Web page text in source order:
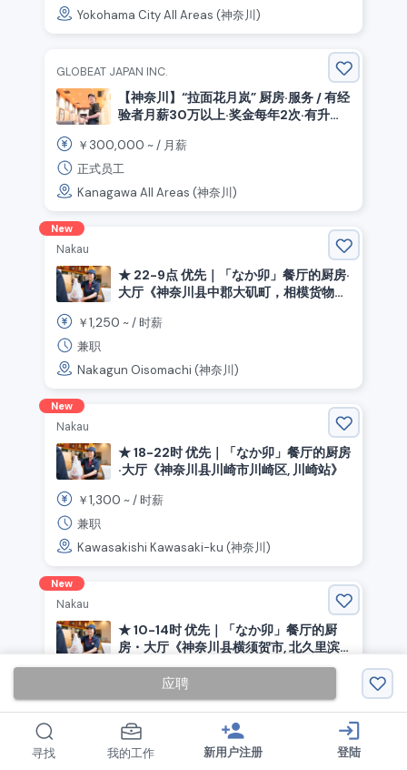
应聘
Yokohama City All Areas (神奈川)
GLOBEAT JAPAN INC.
【神奈川】“拉面花月岚” 厨房·服务 / 有经
验者月薪30万以上·奖金每年2次·有升职
￥ 300,000 ~ / 月薪
正式员工
Kanagawa All Areas (神奈川)
New
Nakau
★ 22-9点 优先｜「なか卯」餐厅的厨房·
大厅《神奈川县中郡大矶町，相模货物
￥1,250 ~ /时薪
兼职
Nakagun Oisomachi (神奈川)
New
Nakau
★ 18-22时 优先｜「なか卯」餐厅的厨房
·大厅《神奈川县川崎市川崎区, 川崎站》
￥1,300 ~ /时薪
兼职
Kawasakishi Kawasaki-ku (神奈川)
New
Nakau
★ 10-14时 优先｜「なか卯」餐厅的厨
房・大厅《神奈川县横须贺市, 北久里滨
站》
兼职
Yokosuka (神奈川)
寻找 我的工作
person_add
新用户注册
login
登陆